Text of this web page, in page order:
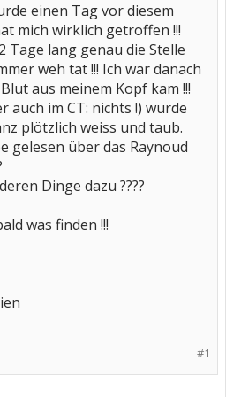
einen Tag vor diesem
mich wirklich getroffen !!!
Tage lang genau die Stelle
weh tat !!! Ich war danach
aus meinem Kopf kam !!!
auch im CT: nichts !) wurde
plötzlich weiss und taub.
gelesen über das Raynoud
Dinge dazu ????
was finden !!!
#1